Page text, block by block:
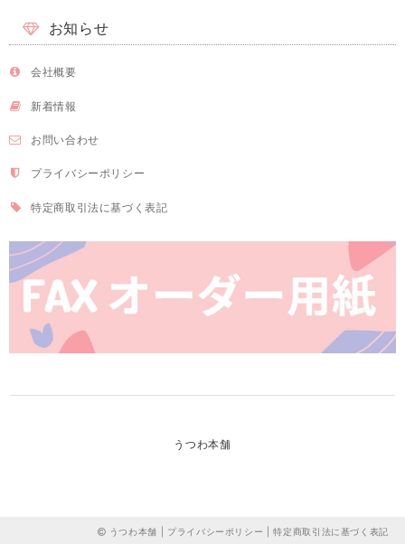
お知らせ
会社概要
新着情報
お問い合わせ
プライバシーポリシー
特定商取引法に基づく表記
うつわ本舗
うつわ本舗 | プライバシーポリシー |特定商取引法に基づく表記